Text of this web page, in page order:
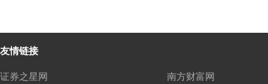
友情链接
证券之星网
南方财富网